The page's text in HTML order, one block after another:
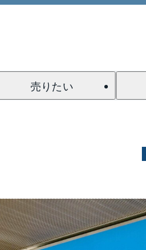
売りたい